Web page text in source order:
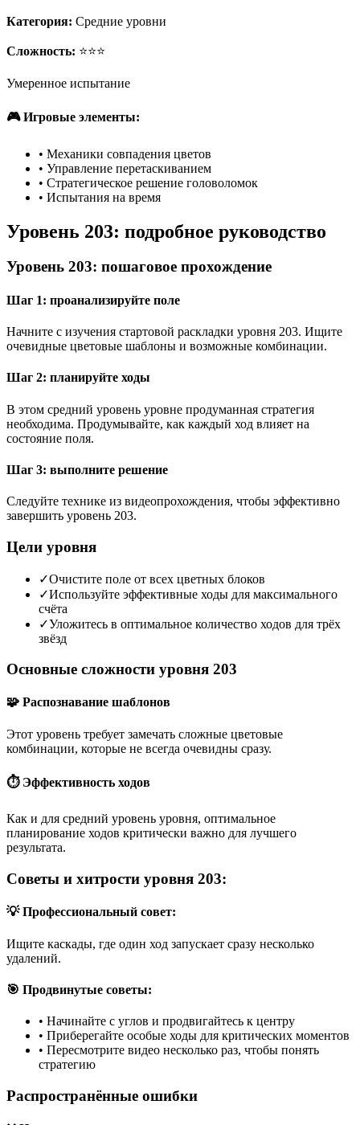
Категория: Средние уровни
Сложность: ⭐⭐⭐
Умеренное испытание
🎮 Игровые элементы:
• Механики совпадения цветов
• Управление перетаскиванием
• Стратегическое решение головоломок
• Испытания на время
Уровень 203: подробное руководство
Уровень 203: пошаговое прохождение
Шаг 1: проанализируйте поле
Начните с изучения стартовой раскладки уровня 203. Ищите
очевидные цветовые шаблоны и возможные комбинации.
Шаг 2: планируйте ходы
В этом средний уровень уровне продуманная стратегия
необходима. Продумывайте, как каждый ход влияет на
состояние поля.
Шаг 3: выполните решение
Следуйте технике из видеопрохождения, чтобы эффективно
завершить уровень 203.
Цели уровня
✓Очистите поле от всех цветных блоков
✓Используйте эффективные ходы для максимального
счёта
✓Уложитесь в оптимальное количество ходов для трёх
звёзд
Основные сложности уровня 203
🧩 Распознавание шаблонов
Этот уровень требует замечать сложные цветовые
комбинации, которые не всегда очевидны сразу.
⏱️ Эффективность ходов
Как и для средний уровень уровня, оптимальное
планирование ходов критически важно для лучшего
результата.
Советы и хитрости уровня 203:
💡 Профессиональный совет:
Ищите каскады, где один ход запускает сразу несколько
удалений.
🎯 Продвинутые советы:
• Начинайте с углов и продвигайтесь к центру
• Приберегайте особые ходы для критических моментов
• Пересмотрите видео несколько раз, чтобы понять
стратегию
Распространённые ошибки